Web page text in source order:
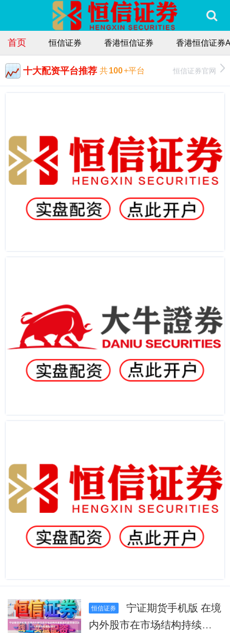
首页 恒信证券 香港恒信证券 香港恒信证券
十大配资平台推荐 共100+平台 恒信证券官网
恒信证券
宁证期货手机版 在境
内外股市在市场结构持续重